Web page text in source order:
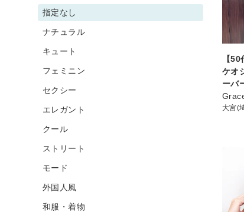
【
ケオ
ーバ
大宮(
指定なし
ナチュラル
キュート
フェミニン
セクシー
エレガント
クール
ストリート
モード
外国人風
和服・着物